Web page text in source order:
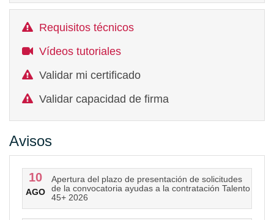
Requisitos técnicos
Vídeos tutoriales
Validar mi certificado
Validar capacidad de firma
Avisos
10
AGO
Apertura del plazo de presentación de solicitudes
de la convocatoria ayudas a la contratación Talento
45+ 2026